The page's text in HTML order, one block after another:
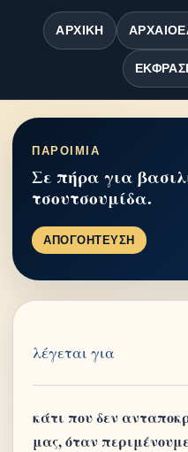
ΑΡΧΙΚΉ
ΠΑΡΟΙΜΙΑ
Σε πήρα για
τσουτσουμίδα.
ΑΠΟΓΟΗΤΕΥΣΗ
λέγεται για
κάτι που δεν
μας, όταν